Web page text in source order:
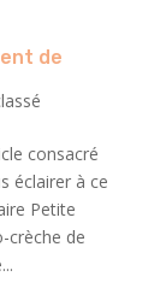
de
consacré
éclairer à ce
Petite
crèche de